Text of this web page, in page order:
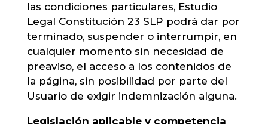
las condiciones particulares, Estudio
Legal Constitución 23 SLP podrá dar por
terminado, suspender o interrumpir, en
cualquier momento sin necesidad de
preaviso, el acceso a los contenidos de
la página, sin posibilidad por parte del
Usuario de exigir indemnización alguna.
Legislación aplicable y competencia